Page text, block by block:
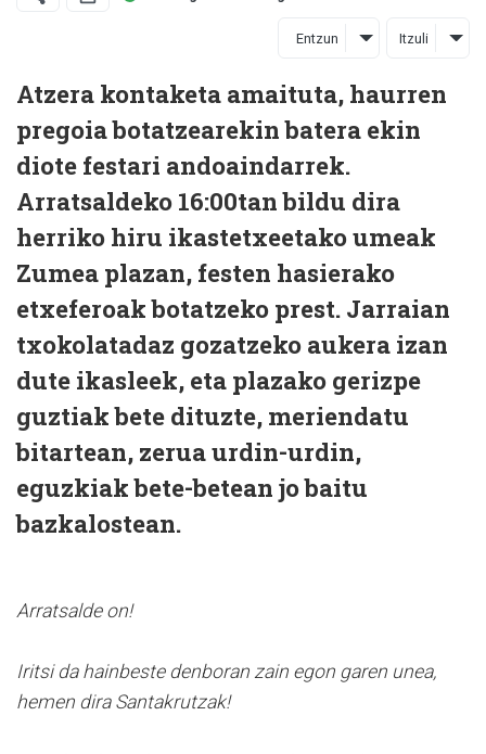
Entzun Itzuli
Atzera kontaketa amaituta, haurren
pregoia botatzearekin batera ekin
diote festari andoaindarrek.
Arratsaldeko 16:00tan bildu dira
herriko hiru ikastetxeetako umeak
Zumea plazan, festen hasierako
etxeferoak botatzeko prest. Jarraian
txokolatadaz gozatzeko aukera izan
dute ikasleek, eta plazako gerizpe
guztiak bete dituzte, meriendatu
bitartean, zerua urdin-urdin,
eguzkiak bete-betean jo baitu
bazkalostean.
Arratsalde on!
Iritsi da hainbeste denboran zain egon garen unea,
hemen dira Santakrutzak!